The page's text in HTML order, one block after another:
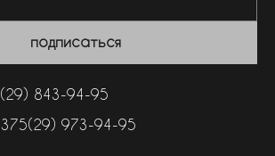
подписаться
843-94-95
973-94-95